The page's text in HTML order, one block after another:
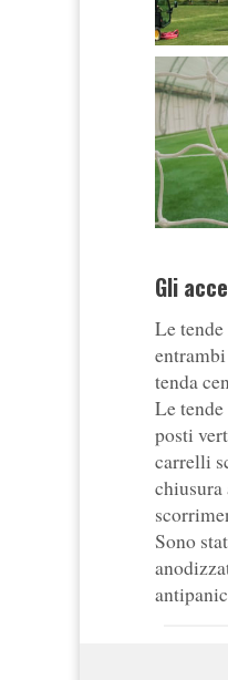
Gli
Le
tenda
Le
posti
carrelli
Sono